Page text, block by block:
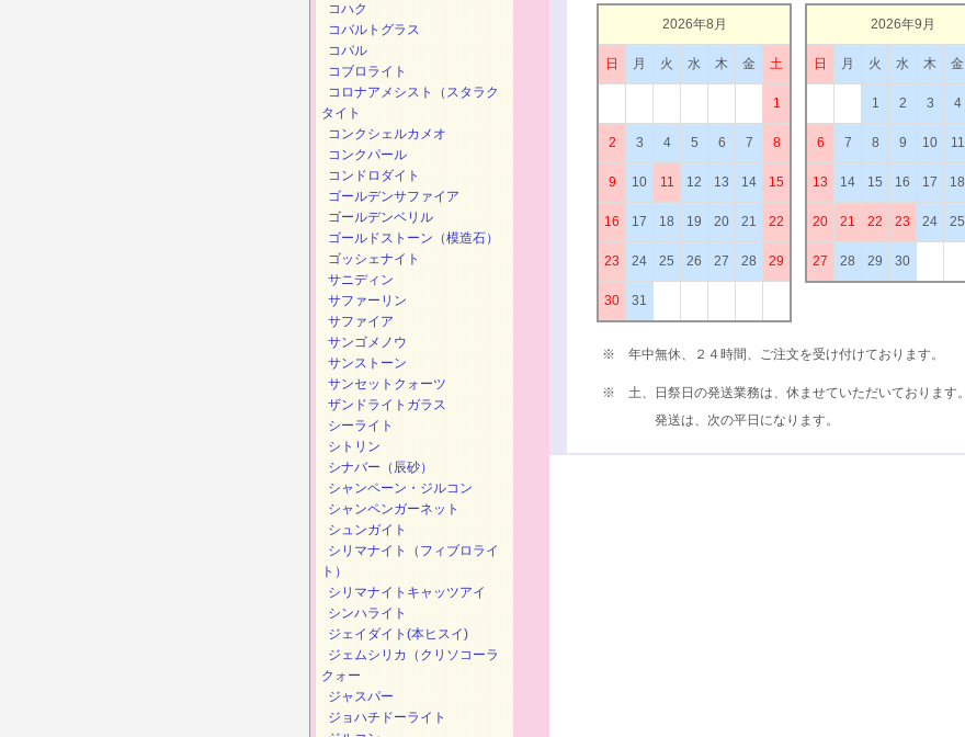
2026年8月
日 月 火 水 木 金 土
1
2 3 4 5 6 7 8
9 10 11 12 13 14 15
16 17 18 19 20 21 22
23 24 25 26 27 28 29
30 31
2026年9月
日 月 火 水 木 金
1 2 3 4
6 7 8 9 10 11
13 14 15 16 17 18
20 21 22 23 24 25
27 28 29 30
※ 年中無休、２４時間、ご注文を受け付けております。
※ 土、日祭日の発送業務は、休ませていただいております。
発送は、次の平日になります。
コハク
コバルトグラス
コパル
コブロライト
コロナアメシスト（スタラク
タイト
コンクシェルカメオ
コンクパール
コンドロダイト
ゴールデンサファイア
ゴールデンベリル
ゴールドストーン（模造石）
ゴッシェナイト
サニディン
サファーリン
サファイア
サンゴメノウ
サンストーン
サンセットクォーツ
ザンドライトガラス
シーライト
シトリン
シナバー（辰砂）
シャンペーン・ジルコン
シャンペンガーネット
シュンガイト
シリマナイト（フィブロライ
ト）
シリマナイトキャッツアイ
シンハライト
ジェイダイト(本ヒスイ)
ジェムシリカ（クリソコーラ
クォー
ジャスパー
ジョハチドーライト